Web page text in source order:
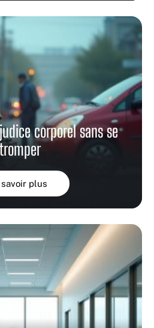
corporel sans se
tromper
savoir plus